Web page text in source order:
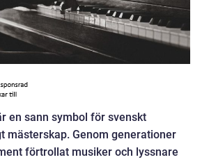
en sann symbol för svenskt
mästerskap. Genom generationer
förtrollat musiker och lyssnare